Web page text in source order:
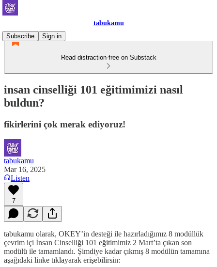
tabukamu
Subscribe
Sign in
Read distraction-free on Substack
insan cinselliği 101 eğitimimizi nasıl
buldun?
fikirlerini çok merak ediyoruz!
tabukamu
Mar 16, 2025
Listen
7
tabukamu olarak, OKEY’in desteği ile hazırladığımız 8 modüllük
çevrim içi İnsan Cinselliği 101 eğitimimiz 2 Mart’ta çıkan son
modülü ile tamamlandı. Şimdiye kadar çıkmış 8 modülün tamamına
aşağıdaki linke tıklayarak erişebilirsin: